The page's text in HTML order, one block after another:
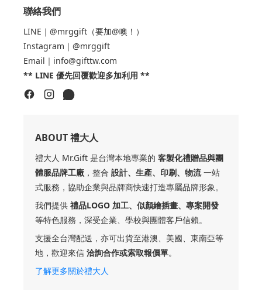
聯絡我們
LINE｜@mrggift（要加@噢！）
Instagram｜@mrggift
Email｜info@gifttw.com
** LINE 優先回覆歡迎多加利用 **
ABOUT 禮大人
禮大人 Mr.Gift 是台灣本地專業的 客製化禮贈品與團
體服品牌工廠 ，整合 設計、生產、印刷、物流一站
式服務，協助企業與品牌商快速打造專屬品牌形象。
我們提供 禮品LOGO 加工、似顏繪插畫、專案開發
等特色服務，深受企業、學校與團體客戶信賴。
支援全台灣配送，亦可出貨至港澳、美國、東南亞等
地，歡迎來信 洽詢合作或索取報價單。
了解更多關於禮大人